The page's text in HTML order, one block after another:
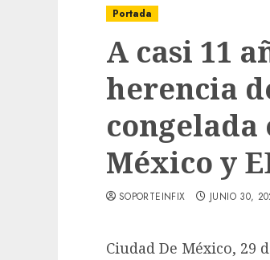
Portada
A casi 11
herencia
México y
SOPORTEINFIX JUNIO 30,
Ciudad De México, 29